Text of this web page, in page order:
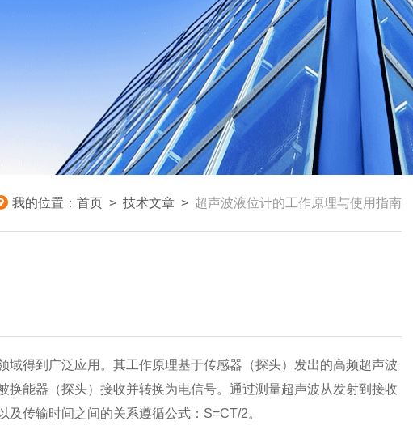
我的位置： 首页 > 技术文章 > 超声波液位计的工作原理与使用指南
得到广泛应用。其工作原理基于传感器（探头）发出的高频超声波
能器（探头）接收并转换为电信号。通过测量超声波从发射到接收
传输时间之间的关系遵循公式：S=CT/2。